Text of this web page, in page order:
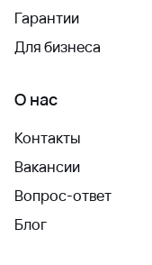
Гарантии
Для бизнеса
О нас
Контакты
Вакансии
Вопрос-ответ
Блог